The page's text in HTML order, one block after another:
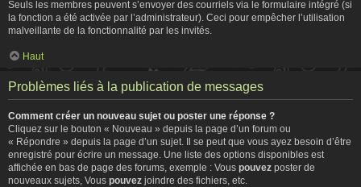
Seuls les membres peuvent s’envoyer des courriels via le formulaire intégré (si
la fonction a été activée par l’administrateur). Ceci pour empêcher l’utilisation
malveillante de la fonctionnalité par les invités.
Haut
Problèmes liés à la publication de messages
Comment créer un nouveau sujet ou poster une réponse ?
Cliquez sur le bouton « Nouveau » depuis la page d’un forum ou
« Répondre » depuis la page d’un sujet. Il se peut que vous ayez besoin d’être
enregistré pour écrire un message. Une liste des options disponibles est
affichée en bas de page des forums, exemple : Vous pouvez poster de
nouveaux sujets, Vous pouvez joindre des fichiers, etc.